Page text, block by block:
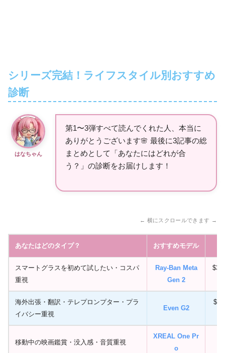
シリーズ完結！ライフスタイル別おすすめ
診断
はなちゃん
第1〜3弾すべて読んでくれた人、本当に
ありがとうございます🌸 最後に3記事の総
まとめとして「あなたにはどれが合
う？」の診断をお届けします！
← 横にスクロールできます →
あなたはどのタイプ？ おすすめモデル
スマートグラスを初めて試したい・コスパ
重視
Ray-Ban Meta
Gen 2
海外出張・翻訳・テレプロンプター・プラ
イバシー重視
Even G2
移動中の映画鑑賞・没入感・音質重視
XREAL One Pr
o